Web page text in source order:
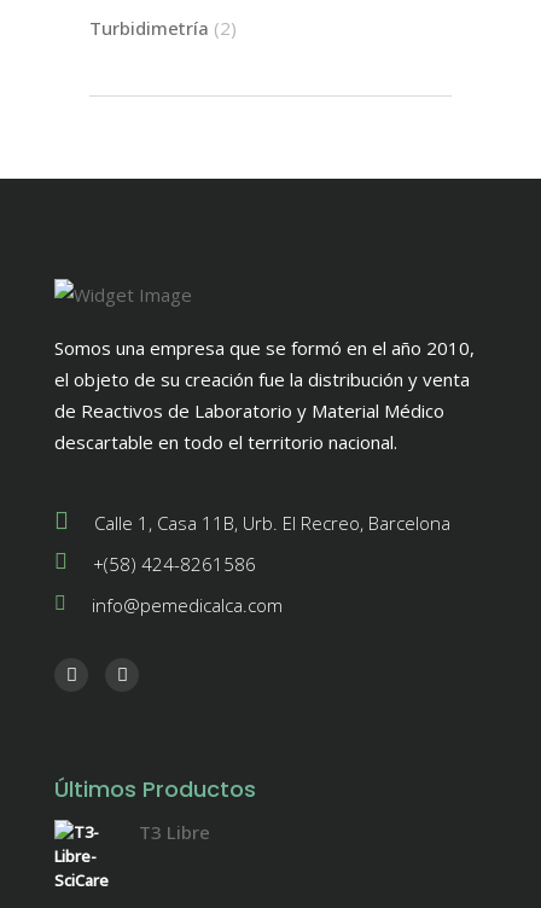
Turbidimetría (2)
Somos una empresa que se formó en el año 2010,
el objeto de su creación fue la distribución y venta
de Reactivos de Laboratorio y Material Médico
descartable en todo el territorio nacional.
Calle 1, Casa 11B, Urb. El Recreo, Barcelona
+(58) 424-8261586
info@pemedicalca.com
Últimos Productos
T3 Libre